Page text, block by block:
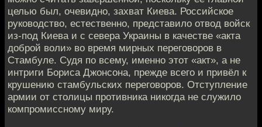
целью был, очевидно, захват Киева. Российское
руководство, естественно, представило отвод войск
из-под Киева и с севера Украины в качестве «акта
доброй воли» во время мирных переговоров в
Стамбуле. Судя по всему, именно этот «акт», а не
интриги Бориса Джонсона, прежде всего и привёл к
крушению стамбульских переговоров. Отступление
армии от столицы противника никогда не служило
компромиссному миру.